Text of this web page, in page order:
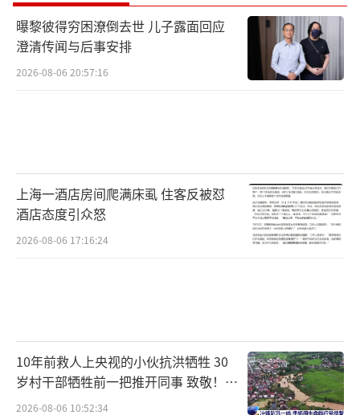
曝黎彼得穷困潦倒去世 儿子露面回应
澄清传闻与后事安排
2026-08-06 20:57:16
上海一酒店房间爬满床虱 住客反被怼
酒店态度引众怒
2026-08-06 17:16:24
10年前救人上央视的小伙抗洪牺牲 30
岁村干部牺牲前一把推开同事 致敬！送
别！
2026-08-06 10:52:34